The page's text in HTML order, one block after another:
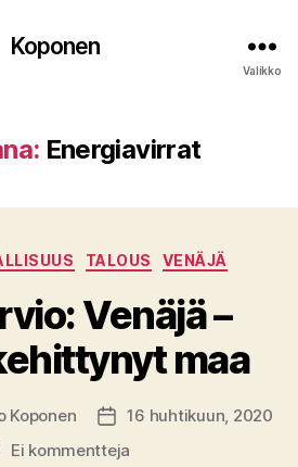
Koponen
Valikko
Energiavirrat
Kategoriat
TALOUS VENÄJÄ
Venäjä –
maa
Koponen Julkaisupäivämäärä
16 huhtikuun, 2020
Ei kommentteja